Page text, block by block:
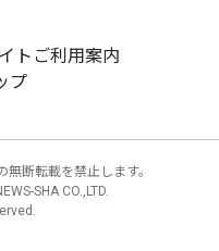
トご利用案内
プ
断転載を禁止します。
SHA CO.,LTD.